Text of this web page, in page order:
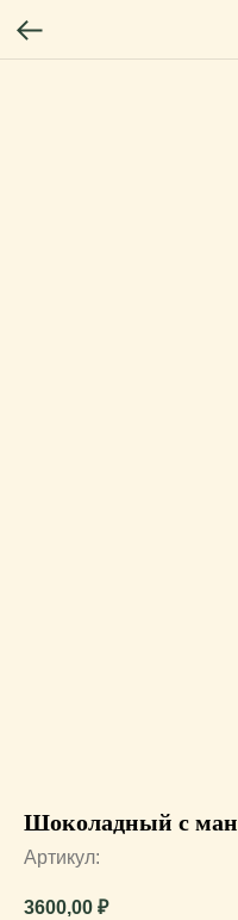
Шоколадный с
Артикул:
3600,00 ₽